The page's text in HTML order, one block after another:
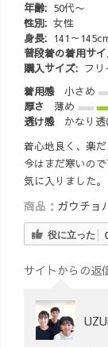
年齢: 50代〜
性別: 女性
身長: 141～
普段着の着用サ
購入サイズ: フリ
着用感
小さめ
厚さ
薄め
透け感
かなり透
着心地良く、楽
今はまだ寒いの
気に入りました
商品： ガウチョ
役に立った
サイトからの返